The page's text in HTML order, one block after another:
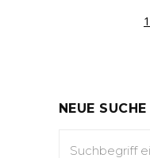
1
NEUE SUCHE